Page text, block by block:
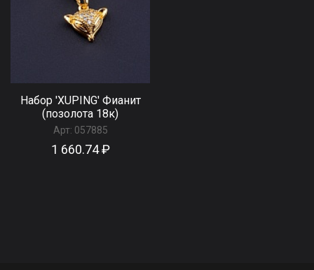
Набор 'XUPING' Фианит
(позолота 18к)
Арт: 057885
1 660.74 ₽